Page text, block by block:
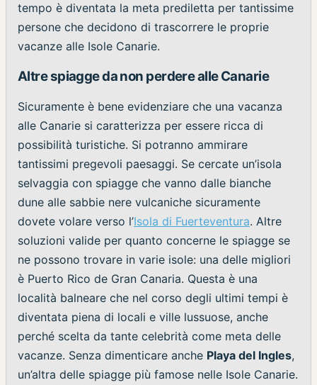
tempo è diventata la meta prediletta per tantissime
persone che decidono di trascorrere le proprie
vacanze alle Isole Canarie.
Altre spiagge da non perdere alle Canarie
Sicuramente è bene evidenziare che una vacanza
alle Canarie si caratterizza per essere ricca di
possibilità turistiche. Si potranno ammirare
tantissimi pregevoli paesaggi. Se cercate un’isola
selvaggia con spiagge che vanno dalle bianche
dune alle sabbie nere vulcaniche sicuramente
dovete volare verso l’Isola di Fuerteventura. Altre
soluzioni valide per quanto concerne le spiagge se
ne possono trovare in varie isole: una delle migliori
è Puerto Rico de Gran Canaria. Questa è una
località balneare che nel corso degli ultimi tempi è
diventata piena di locali e ville lussuose, anche
perché scelta da tante celebrità come meta delle
vacanze. Senza dimenticare anche Playa del Ingles,
un’altra delle spiagge più famose nelle Isole Canarie.